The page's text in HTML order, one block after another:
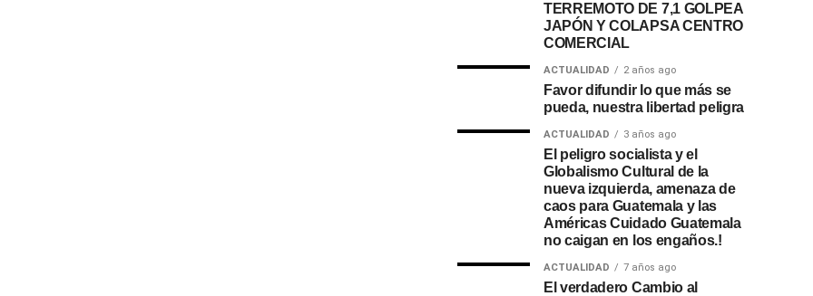
TERREMOTO DE 7,1 GOLPEA
JAPÓN Y COLAPSA CENTRO
COMERCIAL
ACTUALIDAD 2 años ago
Favor difundir lo que más se
pueda, nuestra libertad peligra
ACTUALIDAD 3 años ago
El peligro socialista y el
Globalismo Cultural de la
nueva izquierda, amenaza de
caos para Guatemala y las
Américas Cuidado Guatemala
no caigan en los engaños.!
ACTUALIDAD 7 años ago
El verdadero Cambio al